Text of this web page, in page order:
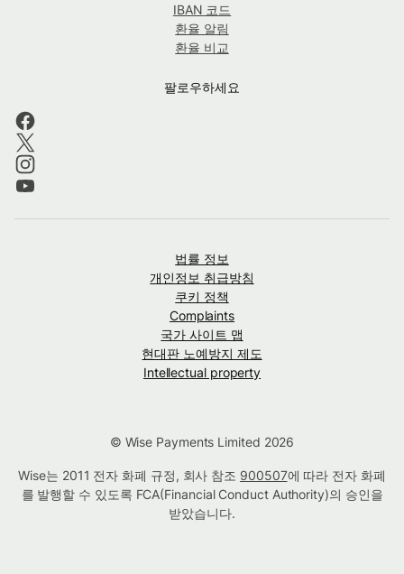
IBAN 코드
환율 알림
환율 비교
팔로우하세요
법률 정보
개인정보 취급방침
쿠키 정책
Complaints
국가 사이트 맵
현대판 노예방지 제도
Intellectual property
© Wise Payments Limited 2026
Wise는 2011 전자 화폐 규정, 회사 참조 900507에 따라 전자 화폐
를 발행할 수 있도록 FCA(Financial Conduct Authority)의 승인을
받았습니다.